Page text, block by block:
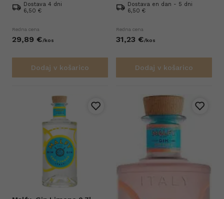
Dostava 4 dni
6,50 €
Redna cena
29,89 €/kos
Dodaj v košarico
Dostava en dan - 5 dni
6,50 €
Redna cena
31,23 €/kos
Dodaj v košarico